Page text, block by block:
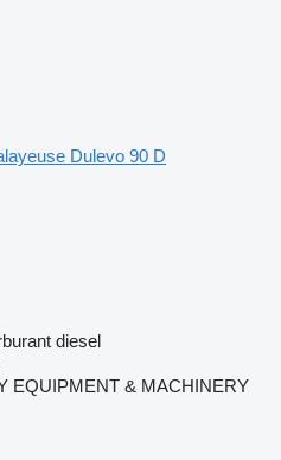
Dulevo 90 D
diesel
EQUIPMENT & MACHINERY